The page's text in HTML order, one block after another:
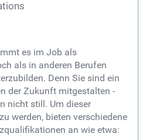
es im Job als
als in anderen Berufen
Denn Sie sind ein
der Zukunft mitgestalten -
nicht still. Um dieser
werden, bieten verschiedene
an wie etwa: